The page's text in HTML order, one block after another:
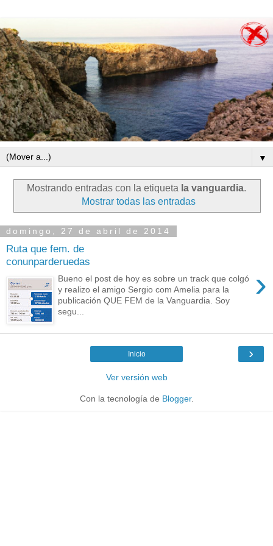
▼
Mostrando entradas con la etiqueta la vanguardia.
Mostrar todas las entradas
domingo, 27 de abril de 2014
Ruta que fem. de
conunparderuedas
›
Bueno el post de hoy es sobre un track que colgó
y realizo el amigo Sergio com Amelia para la
publicación QUE FEM de la Vanguardia. Soy
segu...
›
Inicio
Ver versión web
Con la tecnología de Blogger.